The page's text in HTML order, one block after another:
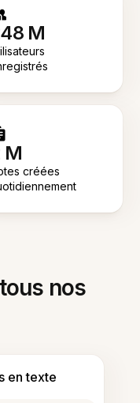
M
M
créées
nos
en texte